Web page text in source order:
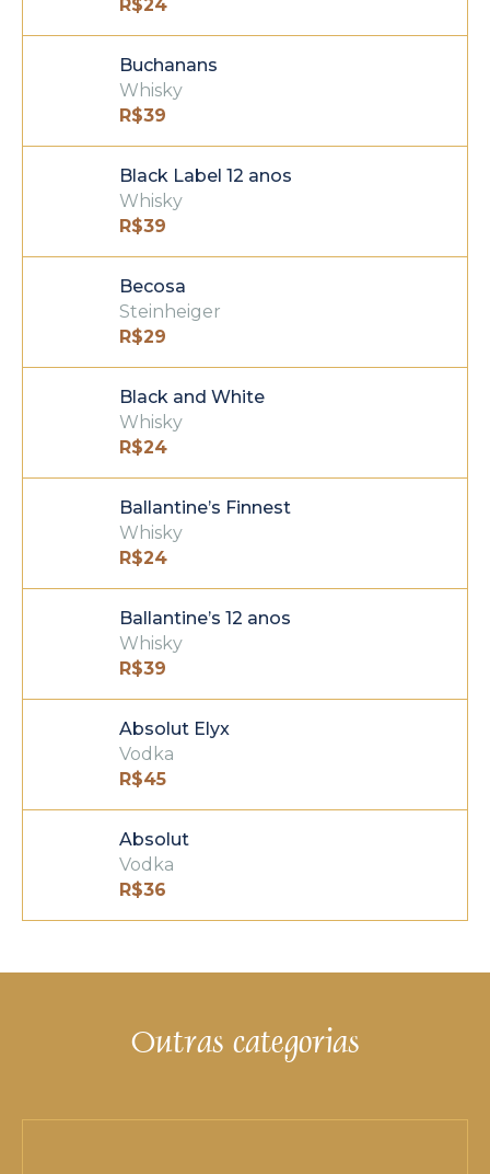
R$24
Buchanans
Whisky
R$39
Black Label 12 anos
Whisky
R$39
Becosa
Steinheiger
R$29
Black and White
Whisky
R$24
Ballantine’s Finnest
Whisky
R$24
Ballantine’s 12 anos
Whisky
R$39
Absolut Elyx
Vodka
R$45
Absolut
Vodka
R$36
Outras categorias